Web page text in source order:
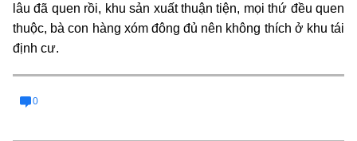
lâu đã quen rồi, khu sản xuất thuận tiện, mọi thứ đều quen
thuộc, bà con hàng xóm đông đủ nên không thích ở khu tái
định cư.
0